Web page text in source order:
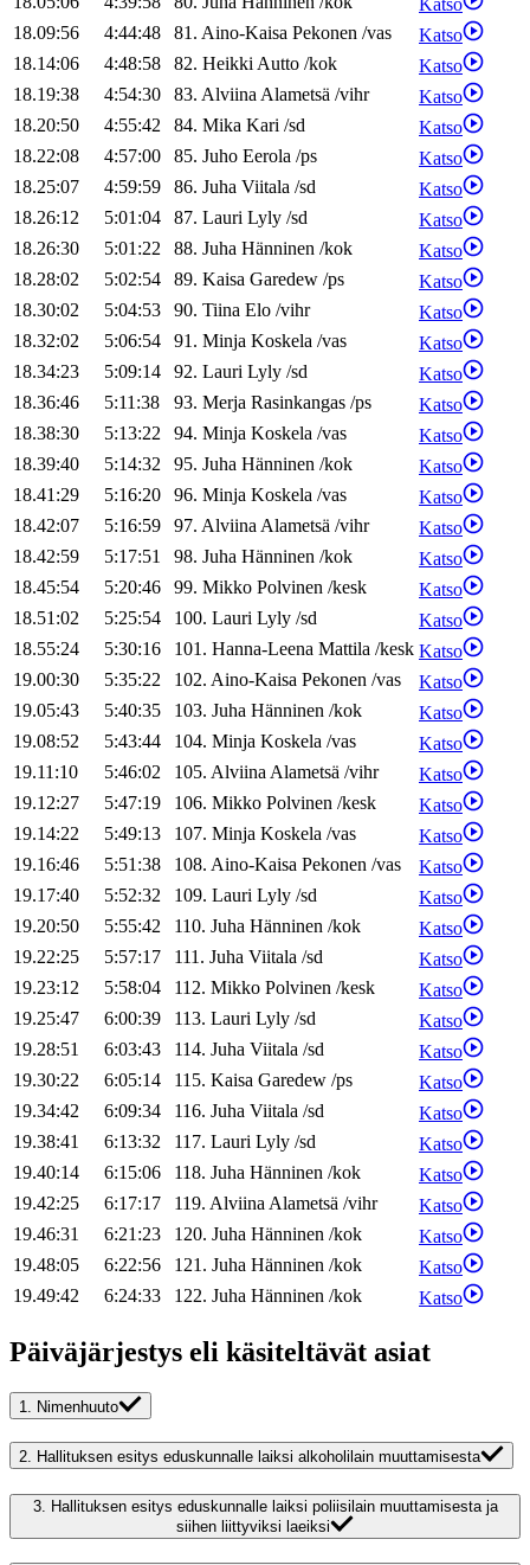
Katso
18.09:56
4:44:48 81. Aino-Kaisa Pekonen /vas
Katso
18.14:06
4:48:58 82. HeikkiAutto /kok
Katso
18.19:38
4:54:30 83. AlviinaAlametsä /vihr
Katso
18.20:50
4:55:42 84. Mika Kari /sd
Katso
18.22:08
4:57:00 85. Juho Eerola /ps
Katso
18.25:07
4:59:59 86. Juha Viitala /sd
Katso
18.26:12
5:01:04 87. Lauri Lyly /sd
Katso
18.26:30
5:01:22 88. Juha Hänninen /kok
Katso
18.28:02
5:02:54 89. Kaisa Garedew /ps
Katso
18.30:02
5:04:53 90. Tiina Elo /vihr
Katso
18.32:02
5:06:54 91. Minja Koskela /vas
Katso
18.34:23
5:09:14 92. Lauri Lyly /sd
Katso
18.36:46
5:11:38 93. Merja Rasinkangas /ps
Katso
18.38:30
5:13:22 94. Minja Koskela /vas
Katso
18.39:40
5:14:32 95. Juha Hänninen /kok
Katso
18.41:29
5:16:20 96. Minja Koskela /vas
Katso
18.42:07
5:16:59 97. AlviinaAlametsä /vihr
Katso
18.42:59
5:17:51 98. Juha Hänninen /kok
Katso
18.45:54
5:20:46 99. Mikko Polvinen /kesk
Katso
18.51:02
5:25:54 100. Lauri Lyly /sd
Katso
18.55:24
5:30:16 101. Hanna-Leena Mattila /kesk Katso
19.00:30
5:35:22 102. Aino-Kaisa Pekonen /vas
Katso
19.05:43
5:40:35 103. Juha Hänninen /kok
Katso
19.08:52
5:43:44 104. Minja Koskela /vas
Katso
19.11:10
5:46:02 105. AlviinaAlametsä /vihr
Katso
19.12:27
5:47:19 106. Mikko Polvinen /kesk
Katso
19.14:22
5:49:13 107. Minja Koskela /vas
Katso
19.16:46
5:51:38 108. Aino-Kaisa Pekonen /vas
Katso
19.17:40
5:52:32 109. Lauri Lyly /sd
Katso
19.20:50
5:55:42 110. Juha Hänninen /kok
Katso
19.22:25
5:57:17 111. Juha Viitala /sd
Katso
19.23:12
5:58:04 112. Mikko Polvinen /kesk
Katso
19.25:47
6:00:39 113. Lauri Lyly /sd
Katso
19.28:51
6:03:43 114. Juha Viitala /sd
Katso
19.30:22
6:05:14 115. Kaisa Garedew /ps
Katso
19.34:42
6:09:34 116. Juha Viitala /sd
Katso
19.38:41
6:13:32 117. Lauri Lyly /sd
Katso
19.40:14
6:15:06 118. Juha Hänninen /kok
Katso
19.42:25
6:17:17 119. AlviinaAlametsä /vihr
Katso
19.46:31
6:21:23 120. Juha Hänninen /kok
Katso
19.48:05
6:22:56 121. Juha Hänninen /kok
Katso
19.49:42
6:24:33 122. Juha Hänninen /kok Katso
Päiväjärjestys eli käsiteltävät asiat
1. Nimenhuuto
2. Hallituksen esitys eduskunnalle laiksi alkoholilain muuttamisesta
3. Hallituksen esitys eduskunnalle laiksi poliisilain muuttamisesta ja
siihen liittyviksi laeiksi